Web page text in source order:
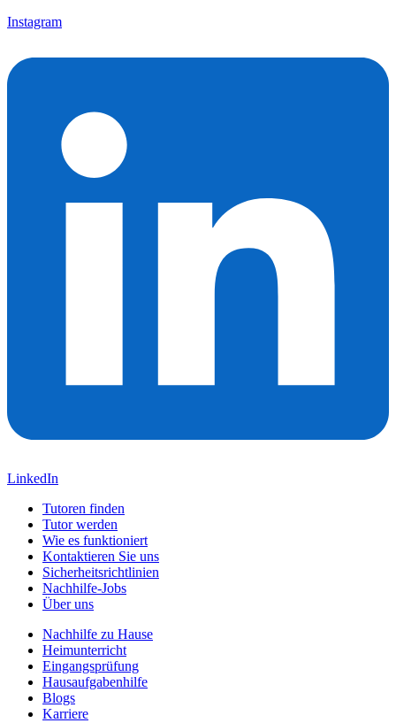
Instagram
LinkedIn
Tutoren finden
Tutor werden
Wie es funktioniert
Kontaktieren Sie uns
Sicherheitsrichtlinien
Nachhilfe-Jobs
Über uns
Nachhilfe zu Hause
Heimunterricht
Eingangsprüfung
Hausaufgabenhilfe
Blogs
Karriere